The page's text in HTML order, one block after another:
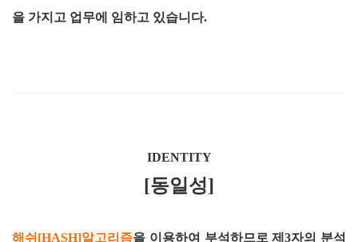
을 가지고 업무에 임하고 있습니다.
IDENTITY
[동일성]
해쉬[HASH]알고리즘을 이용하여 부석하므로 제3자의 분석